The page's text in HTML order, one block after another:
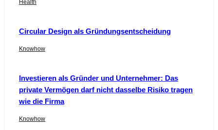
Health
Circular Design als Gründungsentscheidung
Knowhow
Investieren als Gründer und Unternehmer: Das
private Vermögen darf nicht dasselbe Risiko tragen
wie die Firma
Knowhow